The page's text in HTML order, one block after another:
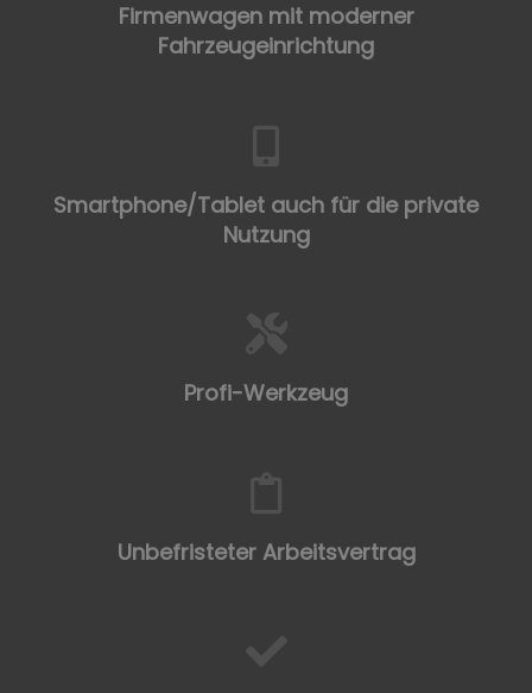
Firmenwagen mit moderner
Fahrzeugeinrichtung
Smartphone/Tablet auch für die private
Nutzung
Profi-Werkzeug
Unbefristeter Arbeitsvertrag